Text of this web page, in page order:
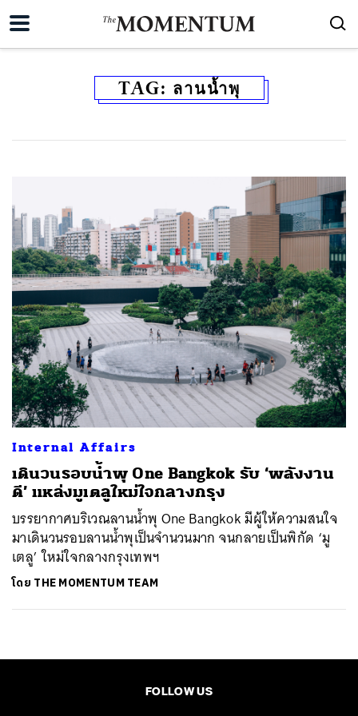
TAG: ลานน้ำพุ
Internal Affairs
เดินวนรอบน้ำพุ One Bangkok รับ ‘พลังงาน
ดี’ แหล่งมูเตลูใหม่ใจกลางกรุง
บรรยากาศบริเวณลานน้ำพุ One Bangkok มีผู้ให้ความสนใจ
มาเดินวนรอบลานน้ำพุเป็นจำนวนมาก จนกลายเป็นพิกัด ‘มู
เตลู’ ใหม่ใจกลางกรุงเทพฯ
โดย THE MOMENTUM TEAM
FOLLOW US
ค้นหา
SHARE TWEET LINE EMAIL